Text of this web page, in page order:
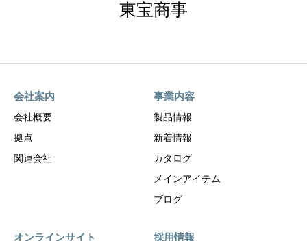
東宝商事
会社案内
会社概要
拠点
関連会社
事業内容
製品情報
新着情報
カタログ
メインアイテム
ブログ
オンラインサイト 採用情報